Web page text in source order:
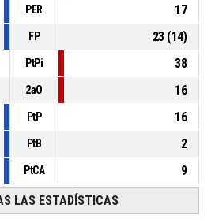
PER
17
FP 23(14)
PtPi
38
2aO
16
PtP
16
PtB
2
PtCA 9
LAS ESTADÍSTICAS